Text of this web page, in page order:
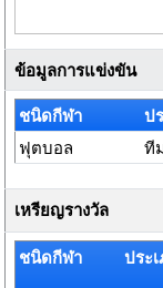
ข้อมูลการแข่งขัน
ชนิดกีฬา
ป
ฟุตบอล
ที
เหรียญรางวัล
ชนิดกีฬา ประ